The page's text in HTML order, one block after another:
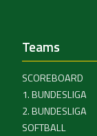
Teams
SCOREBOARD
1. BUNDESLIGA
2. BUNDESLIGA
SOFTBALL